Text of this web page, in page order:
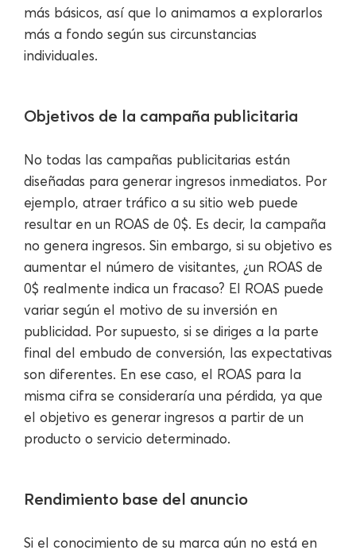
más básicos, así que lo animamos a explorarlos
más a fondo según sus circunstancias
individuales.
Objetivos de la campaña publicitaria
No todas las campañas publicitarias están
diseñadas para generar ingresos inmediatos. Por
ejemplo, atraer tráfico a su sitio web puede
resultar en un ROAS de 0$. Es decir, la campaña
no genera ingresos. Sin embargo, si su objetivo es
aumentar el número de visitantes, ¿un ROAS de
0$ realmente indica un fracaso? El ROAS puede
variar según el motivo de su inversión en
publicidad. Por supuesto, si se diriges a la parte
final del embudo de conversión, las expectativas
son diferentes. En ese caso, el ROAS para la
misma cifra se consideraría una pérdida, ya que
el objetivo es generar ingresos a partir de un
producto o servicio determinado.
Rendimiento base del anuncio
Si el conocimiento de su marca aún no está en